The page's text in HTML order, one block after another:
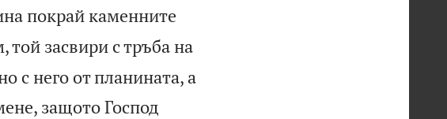
покрай каменните
той засвири с тръба на
с него от планината, а
защото Господ